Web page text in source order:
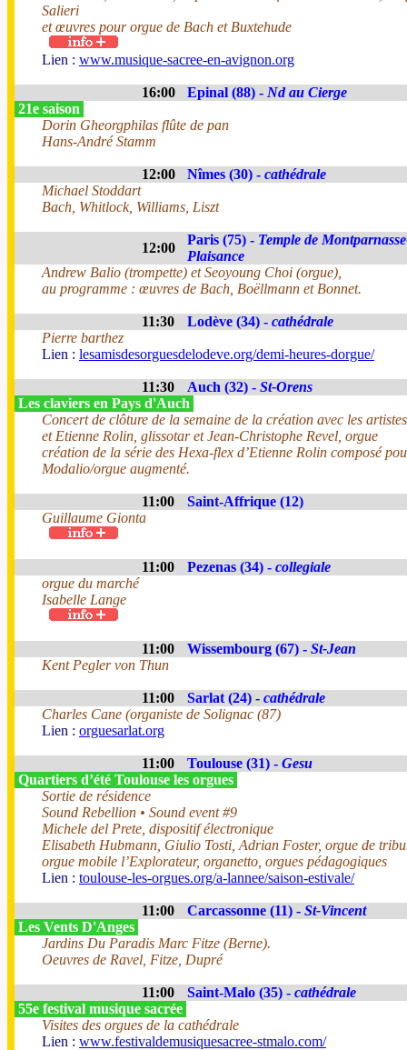
Salieri
et œuvres pour orgue de Bach et Buxtehude
Lien : www.musique-sacree-en-avignon.org
16:00 Epinal (88) - Nd au Cierge
21e saison
Dorin Gheorgphilas flûte de pan
Hans-André Stamm
12:00 Nîmes (30) - cathédrale
Michael Stoddart
Bach, Whitlock, Williams, Liszt
12:00
Paris (75) - Temple de
Plaisance
Andrew Balio (trompette) et Seoyoung Choi (orgue),
au programme : œuvres de Bach, Boëllmann et Bonnet.
11:30 Lodève (34) - cathédrale
Pierre barthez
Lien : lesamisdesorguesdelodeve.org/demi-heures-dorgue/
11:30 Auch (32) - St-Orens
Les claviers en Pays d'Auch
Concert de clôture de la semaine de la création avec les
et Etienne Rolin, glissotar et Jean-Christophe Revel, orgue
création de la série des Hexa-flex d’Etienne Rolin composé
Modalio/orgue augmenté.
11:00
Saint-Affrique (12)
Guillaume Gionta
11:00 Pezenas (34) - collegiale
orgue du marché
Isabelle Lange
11:00 Wissembourg (67) - St-Jean
Kent Pegler von Thun
11:00 Sarlat (24) - cathédrale
Charles Cane (organiste de Solignac (87)
Lien : orguesarlat.org
11:00 Toulouse (31) - Gesu
Quartiers d’été Toulouse les orgues
Sortie de résidence
Sound Rebellion • Sound event #9
Michele del Prete, dispositif électronique
Elisabeth Hubmann, Giulio Tosti, Adrian Foster, orgue de
orgue mobile l’Explorateur, organetto, orgues pédagogiques
Lien : toulouse-les-orgues.org/a-lannee/saison-estivale/
11:00 Carcassonne (11) - St-Vincent
Les Vents D'Anges
Jardins Du Paradis Marc Fitze (Berne).
Oeuvres de Ravel, Fitze, Dupré
11:00 Saint-Malo (35) - cathédrale
55e festival musique sacrée
Visites des orgues de la cathédrale
Lien : www.festivaldemusiquesacree-stmalo.com/